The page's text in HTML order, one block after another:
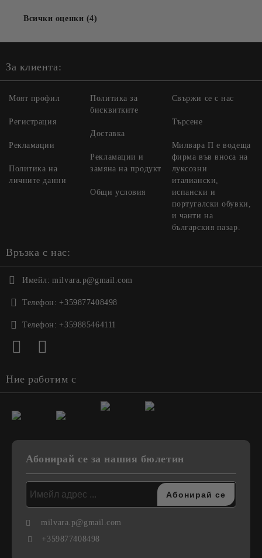
Всички оценки (4)
За клиента:
Моят профил
Регистрация
Рекламации
Политика на
личните данни
Политика за
бисквитките
Доставка
Рекламации и
замяна на продукт
Общи условия
Свържи се с нас
Търсене
Милвара П е водеща
фирма във вноса на
луксозни
италиански,
испански и
португалски обувки,
и чанти на
българския пазар.
Връзка с нас:
Имейл: milvara.p@gmail.com
Телефон: +359877408498
Телефон: +359885464111
Ние работим с
Абонирай се за нашия бюлетин
milvara.p@gmail.com
+359877408498